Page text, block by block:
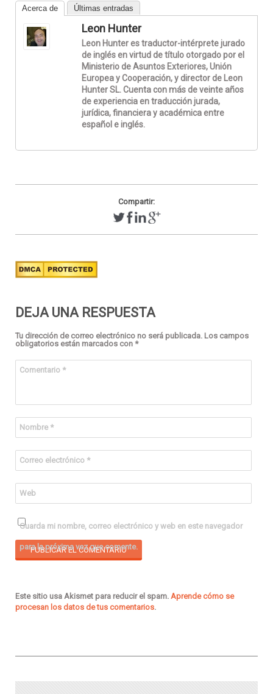
Acerca de Últimas entradas
Leon Hunter
Leon Hunter es traductor-intérprete jurado
de inglés en virtud de título otorgado por el
Ministerio de Asuntos Exteriores, Unión
Europea y Cooperación, y director de Leon
Hunter SL. Cuenta con más de veinte años
de experiencia en traducción jurada,
jurídica, financiera y académica entre
español e inglés.
Compartir:
DEJA UNA RESPUESTA
Tu dirección de correo electrónico no será publicada. Los campos
obligatorios están marcados con *
Comentario *
Nombre *
Correo electrónico *
Web
Guarda mi nombre, correo electrónico y web en este navegador
para la próxima vez que comente.
Este sitio usa Akismet para reducir el spam. Aprende cómo se
procesan los datos de tus comentarios.